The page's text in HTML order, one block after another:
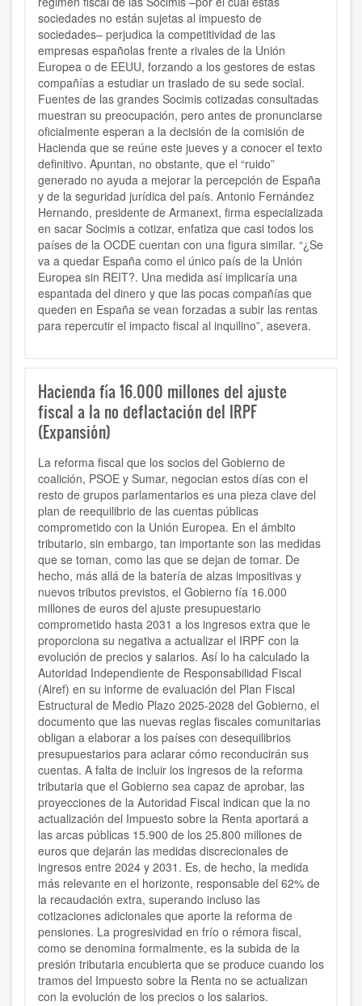
sociedades no están sujetas al impuesto de
sociedades– perjudica la competitividad de las
empresas españolas frente a rivales de la Unión
Europea o de EEUU, forzando a los gestores de estas
compañías a estudiar un traslado de su sede social.
Fuentes de las grandes Socimis cotizadas consultadas
muestran su preocupación, pero antes de pronunciarse
oficialmente esperan a la decisión de la comisión de
Hacienda que se reúne este jueves y a conocer el texto
definitivo. Apuntan, no obstante, que el “ruido”
generado no ayuda a mejorar la percepción de España
y de la seguridad jurídica del país. Antonio Fernández
Hernando, presidente de Armanext, firma especializada
en sacar Socimis a cotizar, enfatiza que casi todos los
países de la OCDE cuentan con una figura similar. “¿Se
va a quedar España como el único país de la Unión
Europea sin REIT?. Una medida así implicaría una
espantada del dinero y que las pocas compañías que
queden en España se vean forzadas a subir las rentas
para repercutir el impacto fiscal al inquilino”, asevera.
Hacienda fía 16.000 millones del ajuste
fiscal a la no deflactación del IRPF
(Expansión)
La reforma fiscal que los socios del Gobierno de
coalición, PSOE y Sumar, negocian estos días con el
resto de grupos parlamentarios es una pieza clave del
plan de reequilibrio de las cuentas públicas
comprometido con la Unión Europea. En el ámbito
tributario, sin embargo, tan importante son las medidas
que se toman, como las que se dejan de tomar. De
hecho, más allá de la batería de alzas impositivas y
nuevos tributos previstos, el Gobierno fía 16.000
millones de euros del ajuste presupuestario
comprometido hasta 2031 a los ingresos extra que le
proporciona su negativa a actualizar el IRPF con la
evolución de precios y salarios. Así lo ha calculado la
Autoridad Independiente de Responsabilidad Fiscal
(Airef) en su informe de evaluación del Plan Fiscal
Estructural de Medio Plazo 2025-2028 del Gobierno, el
documento que las nuevas reglas fiscales comunitarias
obligan a elaborar a los países con desequilibrios
presupuestarios para aclarar cómo reconducirán sus
cuentas. A falta de incluir los ingresos de la reforma
tributaria que el Gobierno sea capaz de aprobar, las
proyecciones de la Autoridad Fiscal indican que la no
actualización del Impuesto sobre la Renta aportará a
las arcas públicas 15.900 de los 25.800 millones de
euros que dejarán las medidas discrecionales de
ingresos entre 2024 y 2031. Es, de hecho, la medida
más relevante en el horizonte, responsable del 62% de
la recaudación extra, superando incluso las
cotizaciones adicionales que aporte la reforma de
pensiones. La progresividad en frío o rémora fiscal,
como se denomina formalmente, es la subida de la
presión tributaria encubierta que se produce cuando los
tramos del Impuesto sobre la Renta no se actualizan
con la evolución de los precios o los salarios.